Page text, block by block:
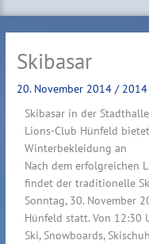
Skibasar
20. November 2014/ 2014
Skibasar in der
Lions-Club Hünfeld
Winterbekleidung an
Nach dem erfolgreichen
findet der traditionelle
Sonntag, 30. November
Hünfeld statt. Von 12:30
Ski, Snowboards,